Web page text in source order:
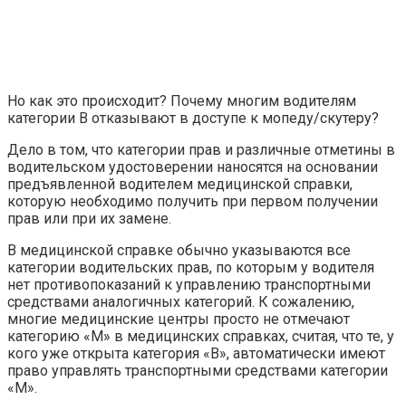
Но как это происходит? Почему многим водителям
категории B отказывают в доступе к мопеду/скутеру?
Дело в том, что категории прав и различные отметины в
водительском удостоверении наносятся на основании
предъявленной водителем медицинской справки,
которую необходимо получить при первом получении
прав или при их замене.
В медицинской справке обычно указываются все
категории водительских прав, по которым у водителя
нет противопоказаний к управлению транспортными
средствами аналогичных категорий. К сожалению,
многие медицинские центры просто не отмечают
категорию «М» в медицинских справках, считая, что те, у
кого уже открыта категория «В», автоматически имеют
право управлять транспортными средствами категории
«М».